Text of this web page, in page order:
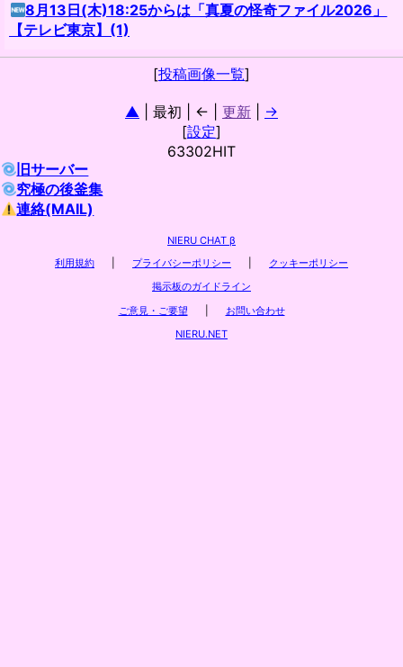
8月13日(木)18:25からは「真夏の怪奇ファイル2026」
【テレビ東京】(1)
[投稿画像一覧]
▲ | 最初 | ← | 更新
→
[設定]
63302HIT
旧サーバー
究極の後釜集
連絡(MAIL)
NIERU CHAT β
利用規約
プライバシーポリシー
クッキーポリシー
掲示板のガイドライン
ご意見・ご要望
お問い合わせ
NIERU.NET